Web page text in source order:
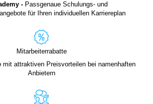
- Passgenaue Schulungs- und
für Ihren individuellen Karriereplan
Mitarbeiterrabatte
mit attraktiven Preisvorteilen bei namenhaften
Anbietern